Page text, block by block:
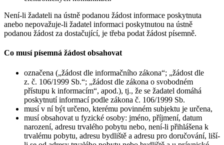
Není-li žadateli na ústně podanou žádost informace poskytnuta
anebo nepovažuje-li žadatel informaci poskytnutou na ústně
podanou žádost za dostačující, je třeba podat žádost písemně.
Co musí písemná žádost obsahovat
označena („žádost dle informačního zákona“; „žádost dle
z. č. 106/1999 Sb.“; „žádost dle zákona o svobodném
přístupu k informacím“, apod.), tj., že se žadatel domáhá
poskytnutí informací podle zákona č. 106/1999 Sb.
musí v ní být určeno, kterému povinném subjektu je určena,
musí obsahovat u fyzické osoby: jméno, příjmení, datum
narození, adresu trvalého pobytu nebo, není-li přihlášena k
trvalému pobytu, adresu bydliště a adresu pro doručování, liší-